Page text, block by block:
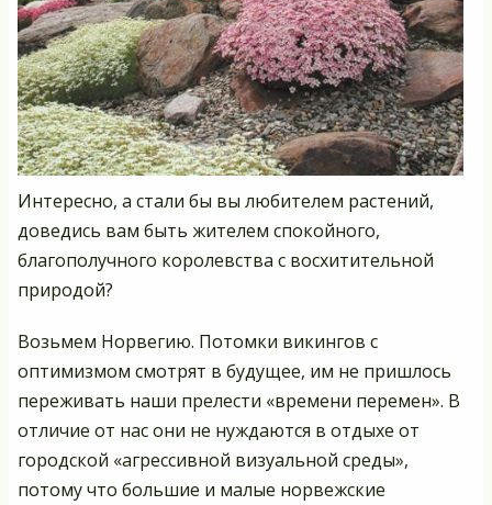
Интересно, а стали бы вы любителем растений,
доведись вам быть жителем спокойного,
благополучного королевства с восхитительной
природой?
Возьмем Норвегию. Потомки викингов с
оптимизмом смотрят в будущее, им не пришлось
переживать наши прелести «времени перемен». В
отличие от нас они не нуждаются в отдыхе от
городской «агрессивной визуальной среды»,
потому что большие и малые норвежские